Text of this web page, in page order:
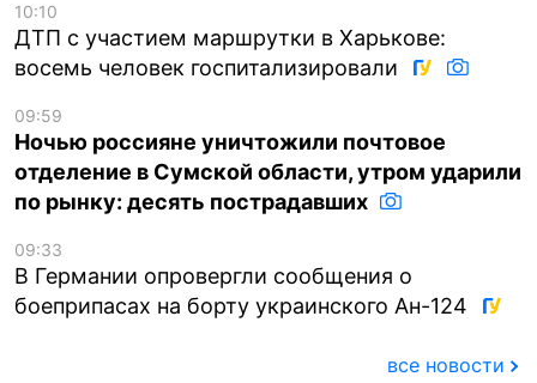
10:10
ДТП с участием маршрутки в Харькове:
восемь человек госпитализировали
09:59
Ночью россияне уничтожили почтовое
отделение в Сумской области, утром ударили
по рынку: десять пострадавших
09:33
В Германии опровергли сообщения о
боеприпасах на борту украинского Ан-124
все новости